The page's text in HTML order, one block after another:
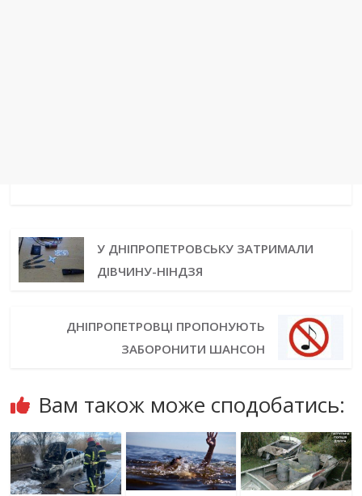
У ДНІПРОПЕТРОВСЬКУ ЗАТРИМАЛИ
ДІВЧИНУ-НІНДЗЯ
ДНІПРОПЕТРОВЦІ ПРОПОНУЮТЬ
ЗАБОРОНИТИ ШАНСОН
Вам також може сподобатись: